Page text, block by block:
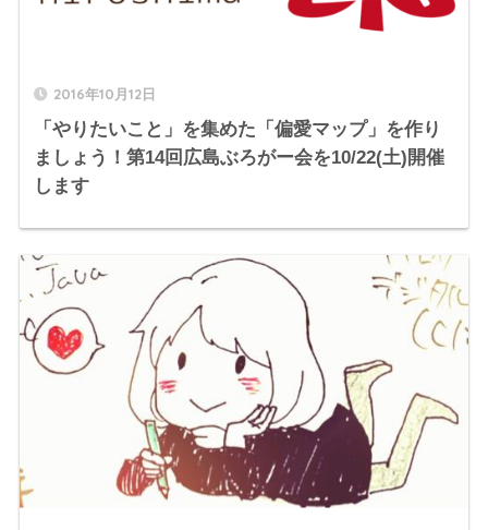
2016年10月12日
「やりたいこと」を集めた「偏愛マップ」を作り
ましょう！第14回広島ぶろがー会を10/22(土)開催
します